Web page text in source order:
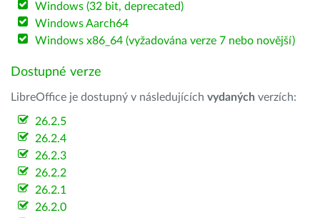
Windows (32 bit, deprecated)
Windows Aarch64
Windows x86_64 (vyžadována verze 7 nebo novější)
Dostupné verze
LibreOffice je dostupný v následujících vydaných verzích:
26.2.5
26.2.4
26.2.3
26.2.2
26.2.1
26.2.0